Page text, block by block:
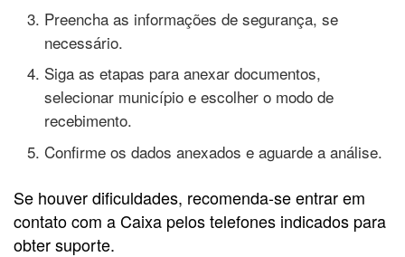
Preencha as informações de segurança, se
necessário.
Siga as etapas para anexar documentos,
selecionar município e escolher o modo de
recebimento.
Confirme os dados anexados e aguarde a análise.
Se houver dificuldades, recomenda-se entrar em
contato com a Caixa pelos telefones indicados para
obter suporte.